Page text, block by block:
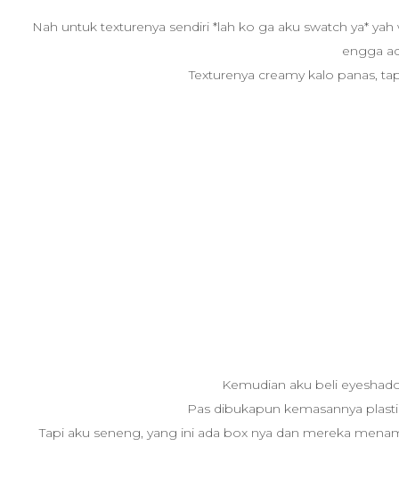
Nah untuk texturenya sendiri *lah ko ga aku swatch ya*
engga
Texturenya creamy kalo panas,
Kemudian aku beli
Pas dibukapun kemasannya
Tapi aku seneng, yang ini ada box nya dan mereka